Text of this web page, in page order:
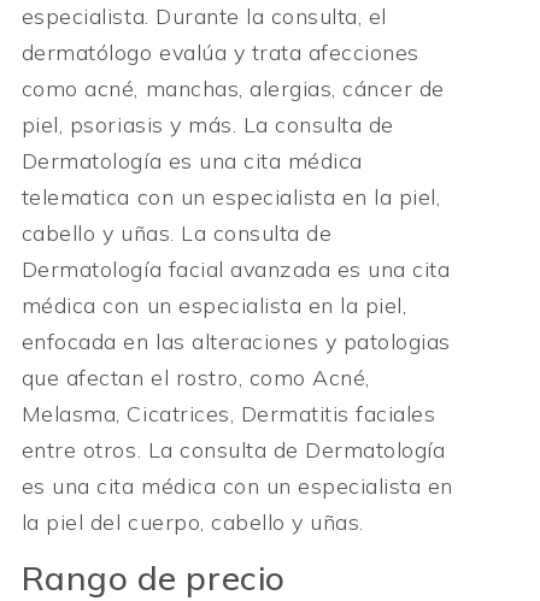
especialista. Durante la consulta, el
dermatólogo evalúa y trata afecciones
como acné, manchas, alergias, cáncer de
piel, psoriasis y más. La consulta de
Dermatología es una cita médica
telematica con un especialista en la piel,
cabello y uñas. La consulta de
Dermatología facial avanzada es una cita
médica con un especialista en la piel,
enfocada en las alteraciones y patologias
que afectan el rostro, como Acné,
Melasma, Cicatrices, Dermatitis faciales
entre otros. La consulta de Dermatología
es una cita médica con un especialista en
la piel del cuerpo, cabello y uñas.
Rango de precio